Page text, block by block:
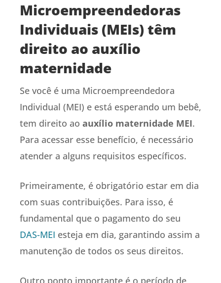
Microempreendedoras
Individuais (MEIs) têm
direito ao auxílio
maternidade
Se você é uma Microempreendedora
Individual (MEI) e está esperando um bebê,
tem direito ao auxílio maternidade MEI.
Para acessar esse benefício, é necessário
atender a alguns requisitos específicos.
Primeiramente, é obrigatório estar em dia
com suas contribuições. Para isso, é
fundamental que o pagamento do seu
DAS-MEI esteja em dia, garantindo assim a
manutenção de todos os seus direitos.